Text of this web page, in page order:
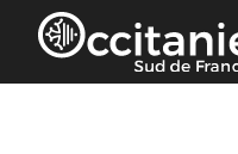
Pannello di gestione dei